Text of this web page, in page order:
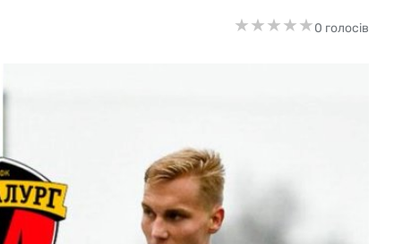
★★★★★
★★★★★0 голосів